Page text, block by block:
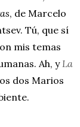
, de Marcelo
Tú, que sí
mis temas
Ah, yLa
dos Marios